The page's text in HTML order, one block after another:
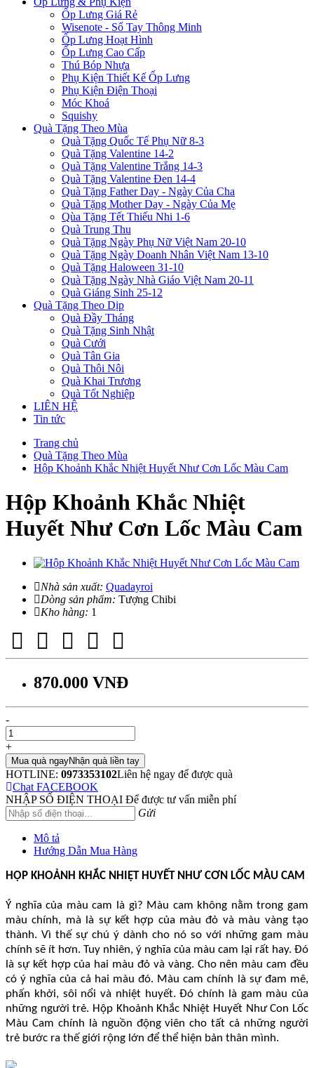
Ốp Lưng Giá Rẻ
Wisenote - Sổ Tay Thông Minh
Ốp Lưng Hoạt Hình
Ốp Lưng Cao Cấp
Thú Bóp Nhựa
Phụ Kiện Thiết Kế Ốp Lưng
Phụ Kiện Điện Thoại
Móc Khoá
Squishy
Quà Tặng Theo Mùa
Quà Tặng Quốc Tế Phụ Nữ 8-3
Quà Tặng Valentine 14-2
Quà Tặng Valentine Trắng 14-3
Quà Tặng Valentine Đen 14-4
Quà Tặng Father Day - Ngày Của Cha
Quà Tặng Mother Day - Ngày Của Mẹ
Qùa Tặng Tết Thiếu Nhi 1-6
Quà Trung Thu
Quà Tặng Ngày Phụ Nữ Việt Nam 20-10
Quà Tặng Ngày Doanh Nhân Việt Nam 13-10
Quà Tặng Haloween 31-10
Quà Tặng Ngày Nhà Giáo Việt Nam 20-11
Quà Giáng Sinh 25-12
Quà Tặng Theo Dịp
Quà Đầy Tháng
Quà Tặng Sinh Nhật
Quà Cưới
Quà Tân Gia
Quà Thôi Nôi
Quà Khai Trương
Quà Tốt Nghiệp
LIÊN HỆ
Tin tức
Trang chủ
Quà Tặng Theo Mùa
Hộp Khoảnh Khắc Nhiệt Huyết Như Cơn Lốc Màu Cam
Hộp Khoảnh Khắc Nhiệt
Huyết Như Cơn Lốc Màu Cam
Nhà sản xuất: Quadayroi
Dòng sản phẩm: Tượng Chibi
Kho hàng: 1
870.000 VNĐ
-
+
Mua quà ngayNhận quà liền tay
HOTLINE: 0973353102Liên hệ ngay để được quà
Chat FACEBOOK
NHẬP SỐ ĐIỆN THOẠI Để được tư vấn miễn phí
Gửi
Mô tả
Hướng Dẫn Mua Hàng
HỘP KHOẢNH KHẮC NHIỆT HUYẾT NHƯ CƠN LỐC MÀU CAM
Ý nghĩa của màu cam là gì? Màu cam không nằm trong gam
màu chính, mà là sự kết hợp của màu đỏ và màu vàng tạo
thành. Vì thế sự chú ý dành cho nó so với những gam màu
chính sẽ ít hơn. Tuy nhiên, ý nghĩa của màu cam lại rất hay. Đó
là sự kết hợp của hai màu đỏ và vàng. Cho nên màu cam đều
có ý nghĩa của cả hai màu đó. Màu cam chính là sự đam mê,
phấn khởi, sôi nổi và nhiệt huyết. Đó chính là gam màu của
những người trẻ. Hộp Khoảnh Khắc Nhiệt Huyết Như Con Lốc
Màu Cam chính là nguồn động viên cho tất cả những người
trẻ bước ra thế giới rộng lớn để thể hiện bản thân mình.